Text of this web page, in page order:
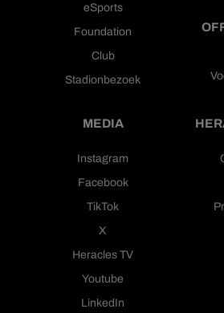
eSports
Foundation
Club
Stadionbezoek
MEDIA
Instagram
Facebook
TikTok
X
Heracles TV
Youtube
LinkedIn